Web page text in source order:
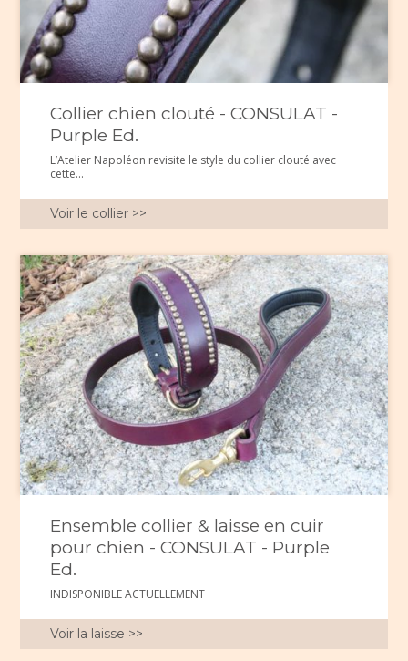
Collier chien clouté - CONSULAT -
Purple Ed.
L’Atelier Napoléon revisite le style du collier clouté avec
cette...
Voir le collier >>
Ensemble collier & laisse en cuir
pour chien - CONSULAT - Purple
Ed.
INDISPONIBLE ACTUELLEMENT
Voir la laisse >>